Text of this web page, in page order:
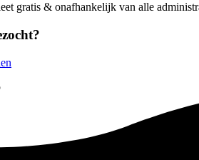
gratis & onafhankelijk van alle